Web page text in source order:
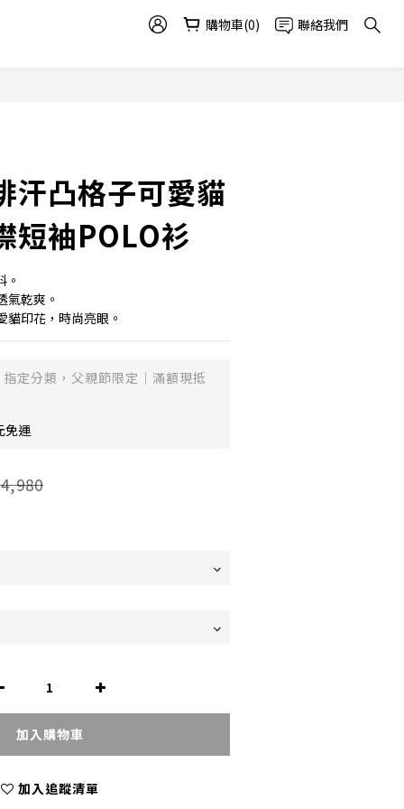
購物車(0) 聯絡我們
汗凸格子可愛貓
短袖POLO衫
氣乾爽。
貓印花，時尚亮眼。
指定分類，父親節限定｜滿額現抵
免運
加入購物車
加入追蹤清單